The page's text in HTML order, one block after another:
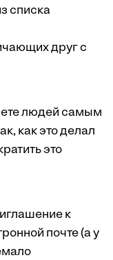
списка
друг с
людей самым
как это делал
это
к
почте (а у